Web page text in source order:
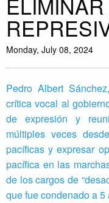
Monday, July 08, 2024
Pedro Albert
crítica vocal al
de expresión y
múltiples veces
pacíficas y expresar
pacífica en las
de los cargos de
que fue condenado a 5